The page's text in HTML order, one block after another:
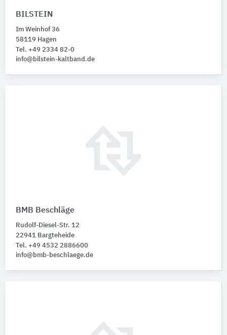
BILSTEIN
Im Weinhof 36
58119 Hagen
Tel. +49 2334 82-0
info@bilstein-kaltband.de
BMB Beschläge
Rudolf-Diesel-Str. 12
22941 Bargteheide
Tel. +49 4532 2886600
info@bmb-beschlaege.de